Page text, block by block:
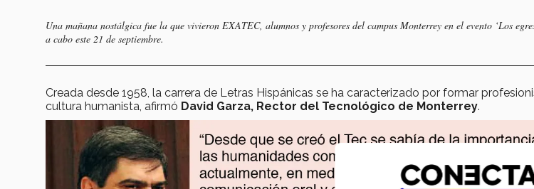
Una mañana nostálgica fue la que vivieron EXATEC, alumnos y profesores del campus Monterrey en el evento ‘Los
a cabo este 21 de septiembre.
Creada desde 1958, la carrera de Letras Hispánicas se ha caracterizado por formar
cultura humanista, afirmó David Garza, Rector del Tecnológico de Monterrey.